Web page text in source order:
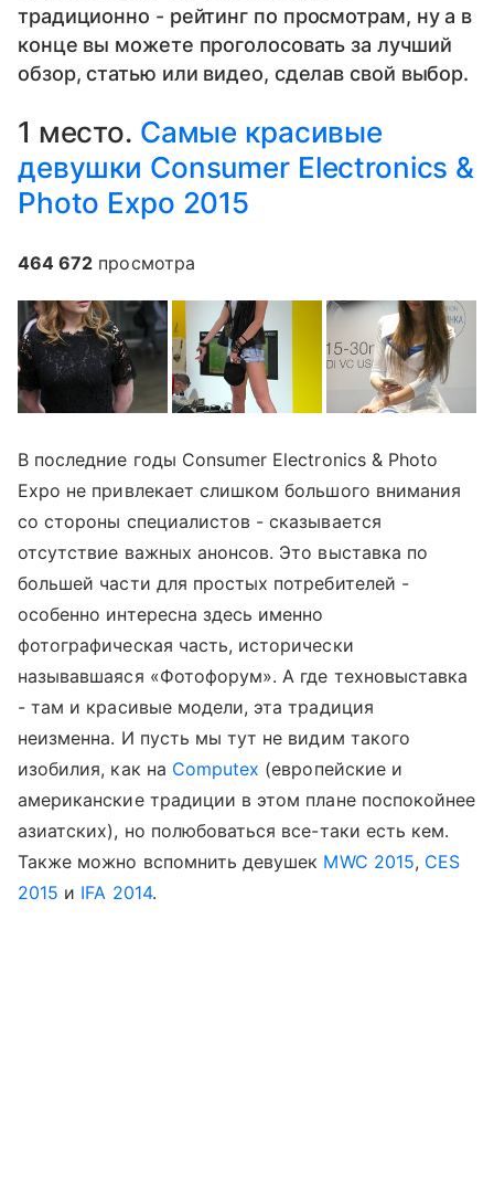
традиционно - рейтинг по просмотрам, ну а в
конце вы можете проголосовать за лучший
обзор, статью или видео, сделав свой выбор.
1 место. Самые красивые
девушки Consumer Electronics &
Photo Expo 2015
464 672 просмотра
В последние годы Consumer Electronics & Photo
Expo не привлекает слишком большого внимания
со стороны специалистов - сказывается
отсутствие важных анонсов. Это выставка по
большей части для простых потребителей -
особенно интересна здесь именно
фотографическая часть, исторически
называвшаяся «Фотофорум». А где техновыставка
- там и красивые модели, эта традиция
неизменна. И пусть мы тут не видим такого
изобилия, как на Computex (европейские и
американские традиции в этом плане поспокойнее
азиатских), но полюбоваться все-таки есть кем.
Также можно вспомнить девушек MWC 2015, CES
2015 и IFA 2014.